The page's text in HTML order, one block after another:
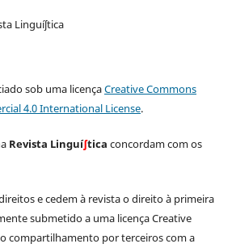
Linguíʃtica
sob uma licençaCreative Commons
4.0 International License.
Revista Linguí∫tica concordam com os
e cedem à revista o direito à primeira
submetido a uma licença Creative
compartilhamento por terceiros com a